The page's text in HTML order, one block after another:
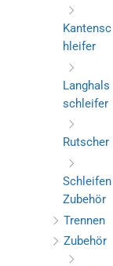
Kantensc
hleifer
Langhals
schleifer
Rutscher
Schleifen
Zubehör
Trennen
Zubehör